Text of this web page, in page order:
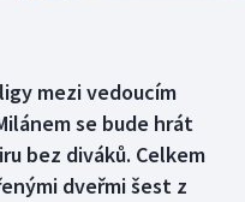
mezi vedoucím
se bude hrát
bez diváků. Celkem
dveřmi šest z